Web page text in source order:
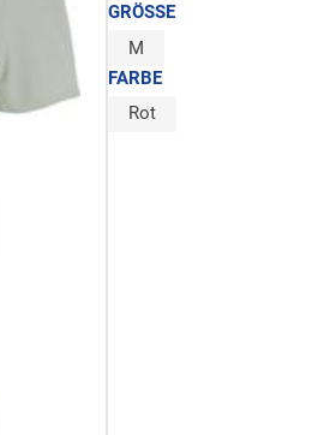
GRÖSSE
M
FARBE
Rot